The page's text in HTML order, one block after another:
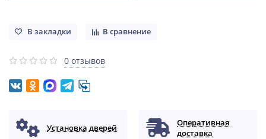
В закладки В сравнение
0 отзывов
Установка дверей
Оперативная
доставка